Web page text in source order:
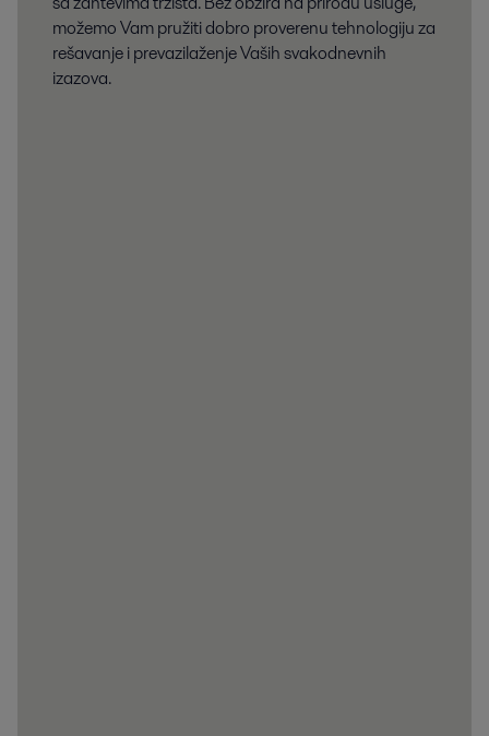
možemo Vam pružiti dobro proverenu tehnologiju za
rešavanje i prevazilaženje Vaših svakodnevnih
izazova.